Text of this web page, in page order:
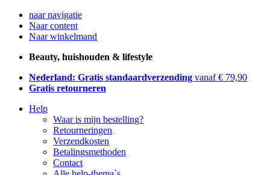
naar navigatie
Naar content
Naar winkelmand
Beauty, huishouden & lifestyle
Nederland: Gratis standaardverzending vanaf € 79,90
Gratis retourneren
Help
Waar is mijn bestelling?
Retourneringen
Verzendkosten
Betalingsmethoden
Contact